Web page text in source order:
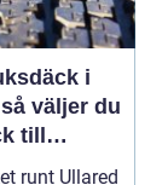
i
till
maskiner
runt Ullared